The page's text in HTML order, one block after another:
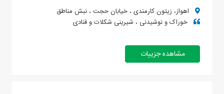
اهواز، زیتون کارمندی ، خیابان حجت ، نبش مناطق
خوراک و نوشیدنی ، شیرینی شکلات و قنادی
مشاهده جزییات